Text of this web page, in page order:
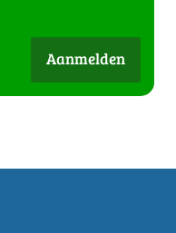
Aanmelden